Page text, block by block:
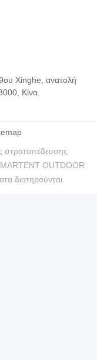
Xinghe, ανατολή
Κίνα.
στρατοπέδευσης
OUTDOOR
διατηρούνται.